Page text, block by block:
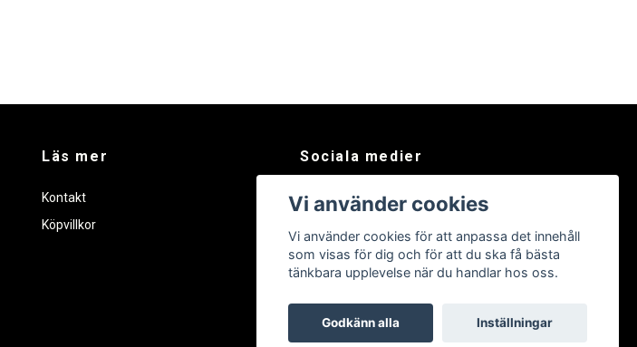
Läs mer
Kontakt
Köpvillkor
Sociala medier
Facebook
Vi använder cookies
Vi använder cookies för att anpassa det innehåll
som visas för dig och för att du ska få bästa
tänkbara upplevelse när du handlar hos oss.
Godkänn alla Inställningar